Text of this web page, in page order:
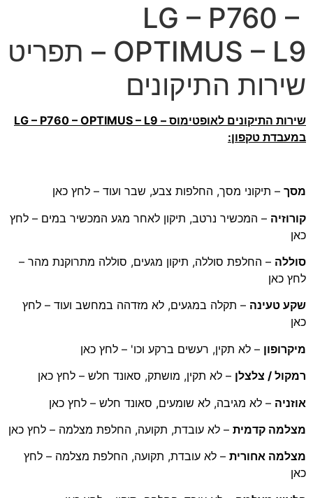
LG – P760 –
OPTIMUS – L9 – תפריט
שירות התיקונים
שירות התיקונים לאופטימוס – LG – P760 – OPTIMUS – L9
במעבדת טקפון:
מסך – תיקוני מסך, החלפות צבע, שבר ועוד – לחץ כאן
קורוזיה – המכשיר נרטב, תיקון לאחר מגע המכשיר במים – לחץ
כאן
סוללה – החלפת סוללה, תיקון מגעים, סוללה מתרוקנת מהר –
לחץ כאן
שקע טעינה – תקלה במגעים, לא מזדהה במחשב ועוד – לחץ
כאן
מיקרופון – לא תקין, רעשים ברקע וכו' – לחץ כאן
רמקול / צלצלן – לא תקין, מושתק, סאונד חלש – לחץ כאן
אוזניה – לא מגיבה, לא שומעים, סאונד חלש – לחץ כאן
מצלמה קדמית – לא עובדת, תקועה, החלפת מצלמה – לחץ כאן
מצלמה אחורית – לא עובדת, תקועה, החלפת מצלמה – לחץ
כאן